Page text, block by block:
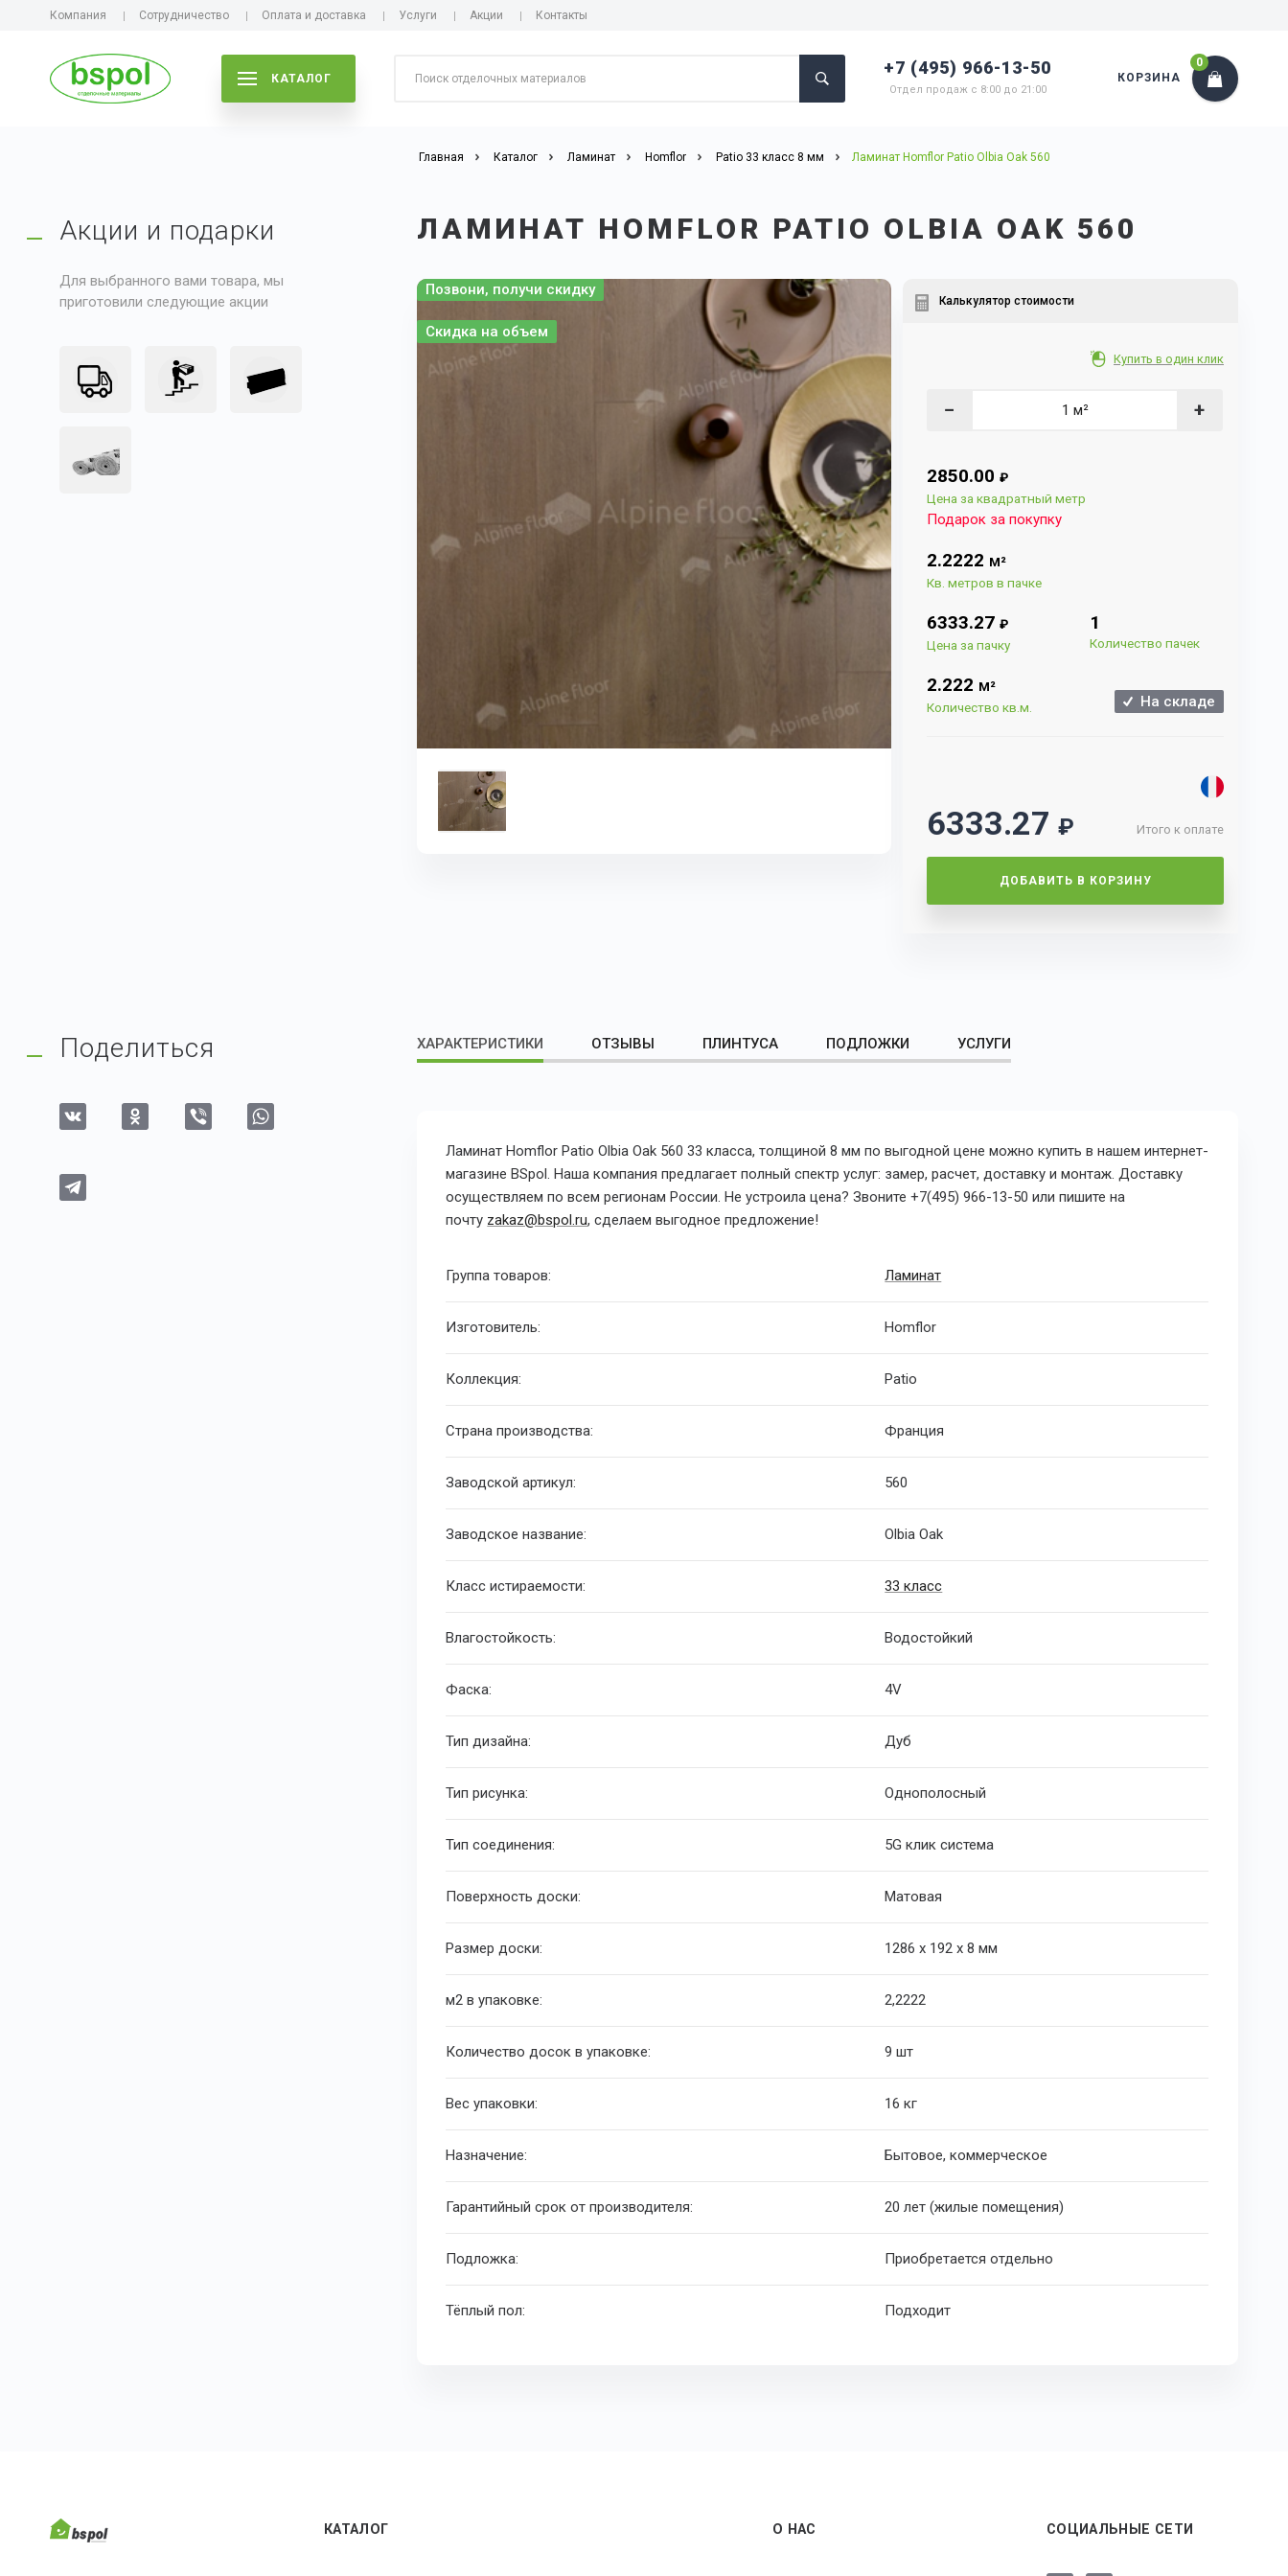
Компания Сотрудничество Оплата и доставка Услуги Акции Контакты
КАТАЛОГ
+7 (495) 966-13-50
Отдел продаж с 8:00 до 21:00
КОРЗИНА
0
Главная Каталог Ламинат Homflor Patio 33 класс 8 мм Ламинат Homflor Patio Olbia Oak 560
ЛАМИНАТ HOMFLOR PATIO OLBIA OAK 560
Позвони, получи скидку
Скидка на объем
Калькулятор стоимости
Купить в один клик
− +
2850.00 ₽
Цена за квадратный метр
Подарок за покупку
2.2222 М²
Кв. метров в пачке
6333.27 ₽
Цена за пачку
1
Количество пачек
2.222 М²
Количество кв.м. На складе
Итого к оплате
6333.27 ₽
ДОБАВИТЬ В КОРЗИНУ
Акции и подарки
Для выбранного вами товара, мы
приготовили следующие акции
ХАРАКТЕРИСТИКИ ОТЗЫВЫ ПЛИНТУСА ПОДЛОЖКИ УСЛУГИ
Ламинат Homflor Patio Olbia Oak 560 33 класса, толщиной 8 мм по выгодной цене можно купить в нашем интернет-
магазине BSpol. Наша компания предлагает полный спектр услуг: замер, расчет, доставку и монтаж. Доставку
осуществляем по всем регионам России. Не устроила цена? Звоните +7(495) 966-13-50 или пишите на
почту zakaz@bspol.ru, сделаем выгодное предложение!
Группа товаров: Ламинат
Изготовитель: Homflor
Коллекция: Patio
Страна производства: Франция
Заводской артикул: 560
Заводское название: Olbia Oak
Класс истираемости: 33 класс
Влагостойкость: Водостойкий
Фаска: 4V
Тип дизайна: Дуб
Тип рисунка: Однополосный
Тип соединения: 5G клик система
Поверхность доски: Матовая
Размер доски: 1286 х 192 х 8 мм
м2 в упаковке: 2,2222
Количество досок в упаковке: 9 шт
Вес упаковки: 16 кг
Назначение: Бытовое, коммерческое
Гарантийный срок от производителя: 20 лет (жилые помещения)
Подложка: Приобретается отдельно
Тёплый пол: Подходит
Поделиться
КАТАЛОГ О НАС СОЦИАЛЬНЫЕ СЕТИ